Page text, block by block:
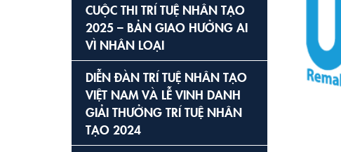
CUỘC THI TRÍ TUỆ NHÂN TẠO
2025 – BẢN GIAO HƯỞNG AI
VÌ NHÂN LOẠI
DIỄN ĐÀN TRÍ TUỆ NHÂN TẠO
VIỆT NAM VÀ LỄ VINH DANH
GIẢI THƯỞNG TRÍ TUỆ NHÂN
TẠO 2024